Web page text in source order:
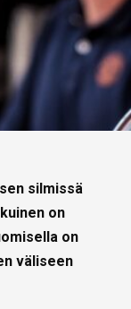
silmissä
on
on
väliseen